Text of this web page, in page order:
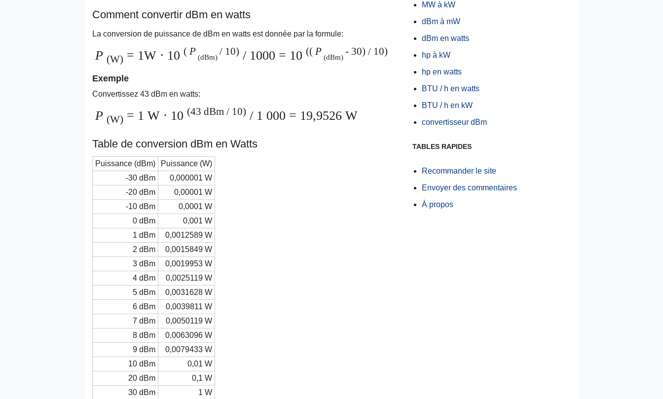
Comment convertir dBm en watts
La conversion de puissance de dBm en watts est donnée par la formule:
P (W) = 1W ⋅ 10 ( P (dBm) / 10) / 1000 = 10 (( P (dBm) - 30) / 10)
Exemple
Convertissez 43 dBm en watts:
P (W) = 1 W ⋅ 10 (43 dBm / 10) / 1 000 = 19,9526 W
Table de conversion dBm en Watts
Puissance (dBm)
Puissance (W)
-30 dBm
0,000001 W
-20 dBm
0,00001 W
-10 dBm
0,0001 W
0 dBm
0,001 W
1 dBm
0,0012589 W
2 dBm
0,0015849 W
3 dBm
0,0019953 W
4 dBm
0,0025119 W
5 dBm
0,0031628 W
6 dBm
0,0039811 W
7 dBm
0,0050119 W
8 dBm
0,0063096 W
9 dBm
0,0079433 W
10 dBm
0,01 W
20 dBm
0,1 W
30 dBm
1 W
MW à kW
dBm à mW
dBm en watts
hp à kW
hp en watts
BTU / h en watts
BTU / h en kW
convertisseur dBm
TABLES RAPIDES
Recommander le site
Envoyer des commentaires
À propos